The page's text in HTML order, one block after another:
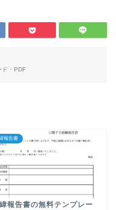
・PDF
報告書
報告書の無料テンプレー